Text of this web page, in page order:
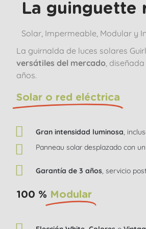
La guinguette
Solar, Impermeable, Modular y
La guirnalda de luces solares
versátiles del mercado,
años.
Solar o red eléctrica
Gran intensidad luminosa ,
Panneau solar desplazado con
Garantía de 3 años , servicio
100 % Modular